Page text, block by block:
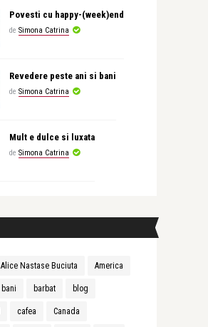
Povesti cu happy-(week)end
de Simona Catrina
Revedere peste ani si bani
de Simona Catrina
Mult e dulce si luxata
de Simona Catrina
Alice Nastase Buciuta America
bani barbat blog
cafea Canada